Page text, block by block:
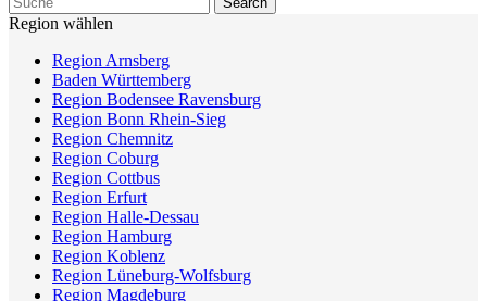
Region wählen
Region Arnsberg
Baden Württemberg
Region Bodensee Ravensburg
Region Bonn Rhein-Sieg
Region Chemnitz
Region Coburg
Region Cottbus
Region Erfurt
Region Halle-Dessau
Region Hamburg
Region Koblenz
Region Lüneburg-Wolfsburg
Region Magdeburg